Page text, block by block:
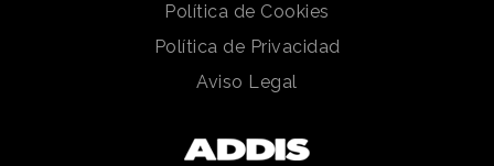
Política de Cookies
Política de Privacidad
Aviso Legal